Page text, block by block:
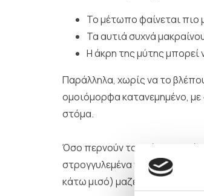
Το μέτωπο φαίνεται
Τα αυτιά συχνά
Η άκρη της μύτης μπορεί
Παράλληλα, χωρίς να το
ομοιόμορφα κατανεμημένο,
στόμα.
Όσο περνούν τα χρόνια, αυτό
στρογγυλεμένα να
κάτω μισό) μαζεύουν